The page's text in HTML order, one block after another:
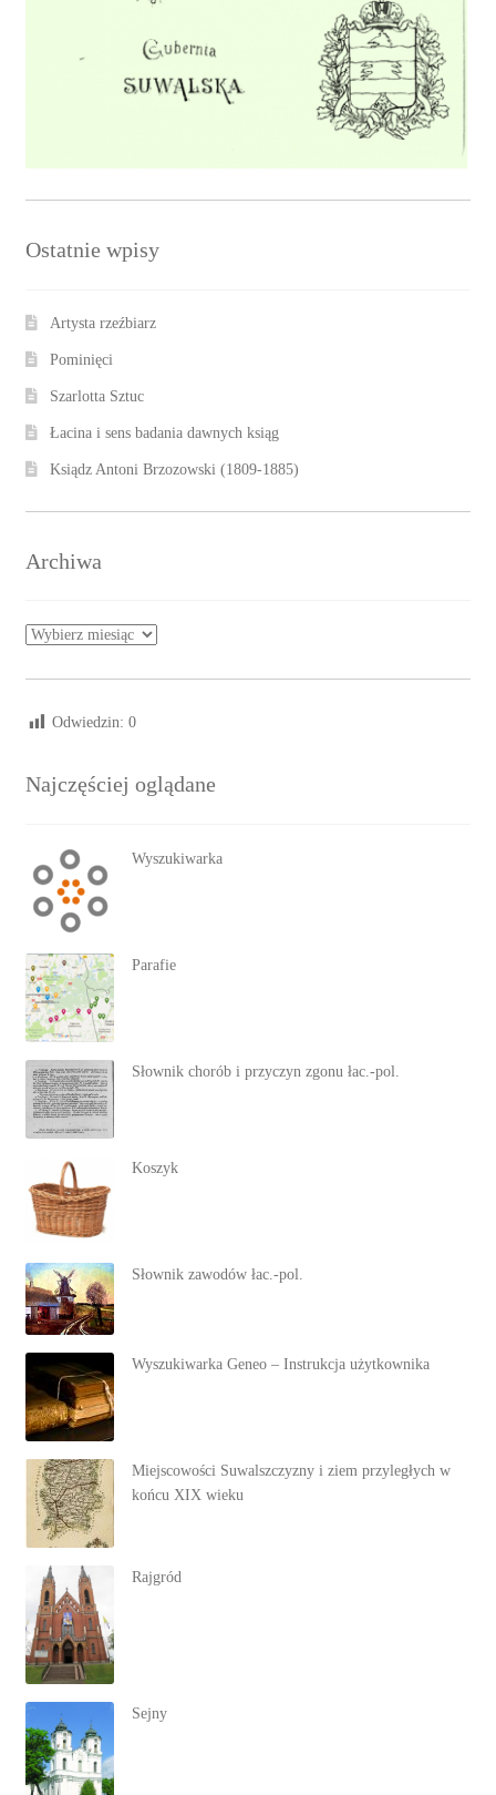
Ostatnie wpisy
Artysta rzeźbiarz
Pominięci
Szarlotta Sztuc
Łacina i sens badania dawnych ksiąg
Ksiądz Antoni Brzozowski (1809-1885)
Archiwa
Archiwa
Odwiedzin: 0
Najczęściej oglądane
Wyszukiwarka
Parafie
Słownik chorób i przyczyn zgonu łac.-pol.
Koszyk
Słownik zawodów łac.-pol.
Wyszukiwarka Geneo – Instrukcja użytkownika
Miejscowości Suwalszczyzny i ziem przyległych w
końcu XIX wieku
Rajgród
Sejny